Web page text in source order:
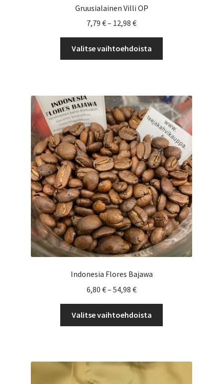
Gruusialainen Villi OP
7,79 €– 12,98 €Hintaluokka:
7,79 €
-
12,98 €
Valitse vaihtoehdoista
Voit
tehdä
valinnat
tuotteen
sivulla.
Indonesia Flores Bajawa
6,80 €– 54,98 €Hintaluokka:
6,80 €
-
54,98 €
Valitse vaihtoehdoista
muunnelma.